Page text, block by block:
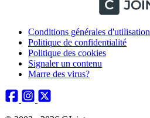
Conditions générales d'utilisation
Politique de confidentialité
Politique des cookies
Signaler un contenu
Marre des virus?